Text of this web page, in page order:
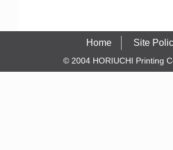
Home Site
© 2004 HORIUCHI Printing